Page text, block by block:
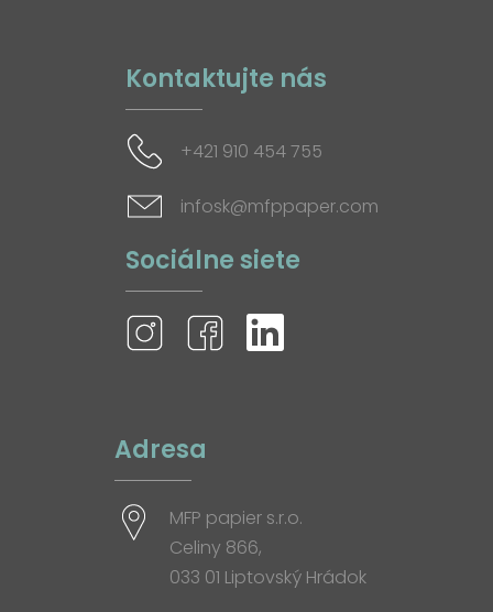
Kontaktujte nás
+421 910 454 755
infosk@mfppaper.com
Sociálne siete
Adresa
MFP papier s.r.o.
Celiny 866,
033 01 Liptovský Hrádok